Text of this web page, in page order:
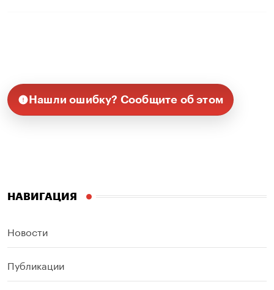
Нашли ошибку? Сообщите об этом
НАВИГАЦИЯ
Новости
Публикации